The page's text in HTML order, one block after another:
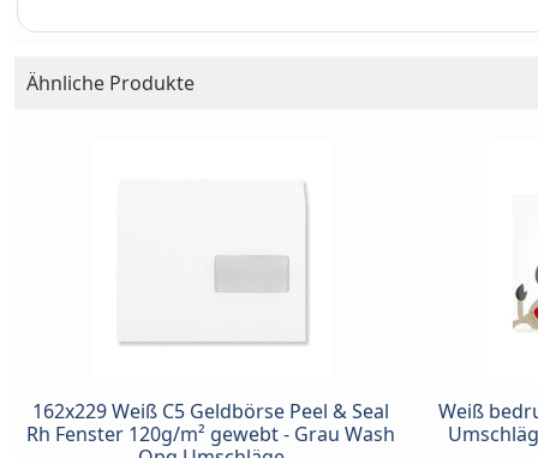
Ähnliche Produkte
162x229 Weiß C5 Geldbörse Peel & Seal
Rh Fenster 120g/m² gewebt - Grau Wash
Weiß